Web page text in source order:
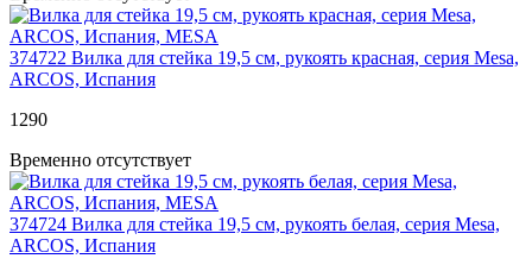
374722 Вилка для стейка 19,5 см, рукоять красная, серия Mesa,
ARCOS, Испания
1 290
Временно отсутствует
374724 Вилка для стейка 19,5 см, рукоять белая, серия Mesa,
ARCOS, Испания